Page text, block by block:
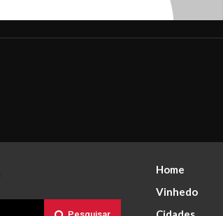
Home
Vinhedo